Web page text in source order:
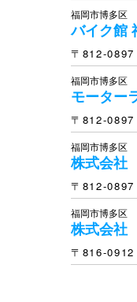
福岡市博多区
バイク館
〒812-0897
福岡市博多区
モーター
〒812-0897
福岡市博多区
株式会社
〒812-0897
福岡市博多区
株式会社
〒816-0912